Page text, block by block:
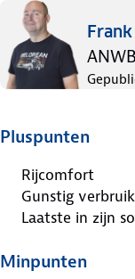
Pluspunten
Rijcomfort
Gunstig verbruik
Laatste in zijn
Minpunten